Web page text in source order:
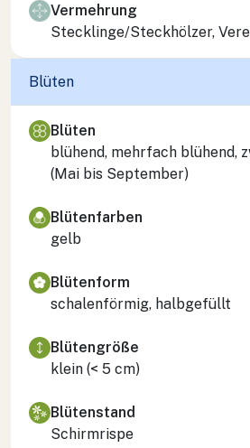
Vermehrung
Stecklinge/Steckhölzer,
Blüten
Blüten
blühend, mehrfach blühend,
(Mai bis September)
Blütenfarben
gelb
Blütenform
schalenförmig, halbgefüllt
Blütengröße
klein (< 5 cm)
Blütenstand
Schirmrispe